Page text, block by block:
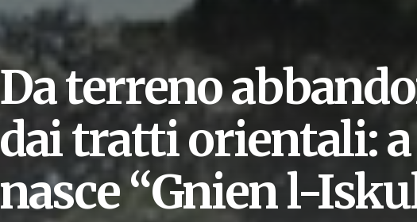
Da terreno
dai tratti orientali:
nasce “Gnien l-